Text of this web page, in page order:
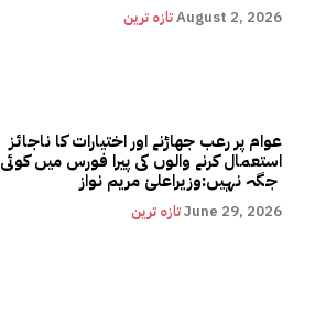
تازہ ترینAugust 2, 2026
عوام پر رعب جھاڑنے اور اختیارات کا ناجائز
استعمال کرنے والوں کی پیرا فورس میں کوئی
تازہ ترینJune 29, 2026